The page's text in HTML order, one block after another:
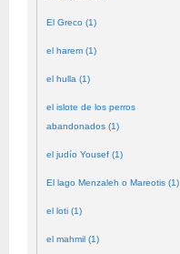
El Greco (1)
el harem (1)
el hulla (1)
el islote de los perros
abandonados (1)
el judío Yousef (1)
El lago Menzaleh o Mareotis (1)
el loti (1)
el mahmil (1)